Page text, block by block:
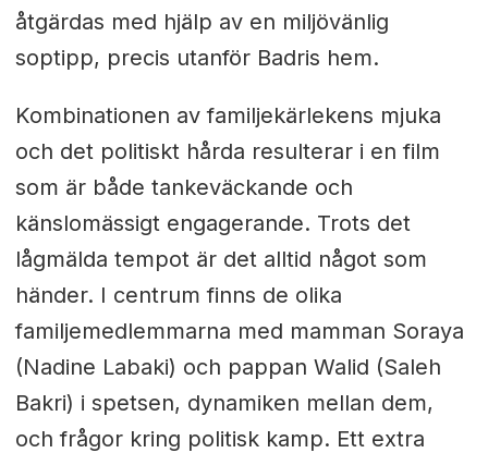
åtgärdas med hjälp av en miljövänlig
soptipp, precis utanför Badris hem.
Kombinationen av familjekärlekens mjuka
och det politiskt hårda resulterar i en film
som är både tankeväckande och
känslomässigt engagerande. Trots det
lågmälda tempot är det alltid något som
händer. I centrum finns de olika
familjemedlemmarna med mamman Soraya
(Nadine Labaki) och pappan Walid (Saleh
Bakri) i spetsen, dynamiken mellan dem,
och frågor kring politisk kamp. Ett extra